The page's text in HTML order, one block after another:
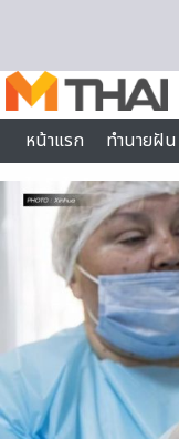
หน้าแรก
ทำนายฝัน
ไลฟ์สไตล์